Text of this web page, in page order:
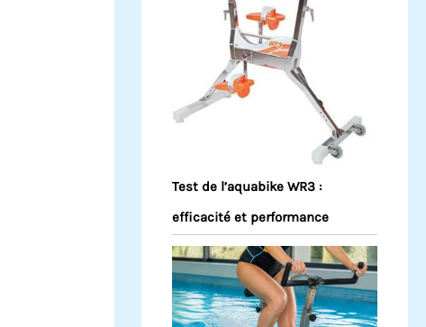
Test de l’aquabike WR3 :
efficacité et performance